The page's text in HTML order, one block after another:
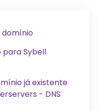
domínio
Sybell
já existente
- DNS